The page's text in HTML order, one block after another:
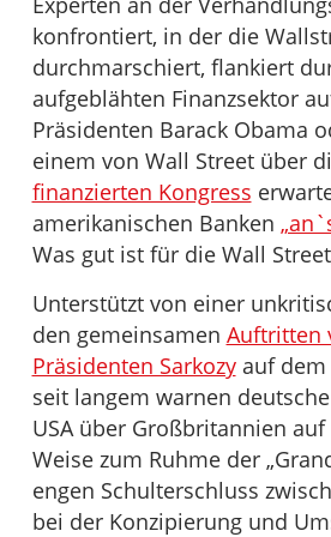
konfrontiert, in der die
durchmarschiert, flankiert
aufgeblähten Finanzsektor
Präsidenten Barack Obama
einem von Wall Street über
finanzierten Kongress
amerikanischen Banken
Was gut ist für die Wall
Unterstützt von einer
den gemeinsamen Auftritten
Präsidenten Sarkozyauf dem
seit langem warnen
USA über Großbritannien
Weise zum Ruhme der
engen Schulterschluss
bei der Konzipierung und